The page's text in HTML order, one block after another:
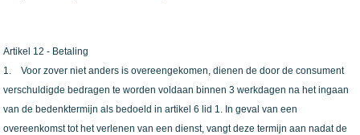
Artikel 12 - Betaling
1. Voor zover niet anders is overeengekomen, dienen de door de consument
verschuldigde bedragen te worden voldaan binnen 3 werkdagen na het ingaan
van de bedenktermijn als bedoeld in artikel 6 lid 1. In geval van een
overeenkomst tot het verlenen van een dienst, vangt deze termijn aan nadat de